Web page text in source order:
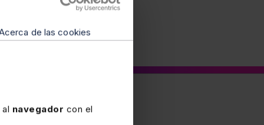
de las cookies
navegador con el